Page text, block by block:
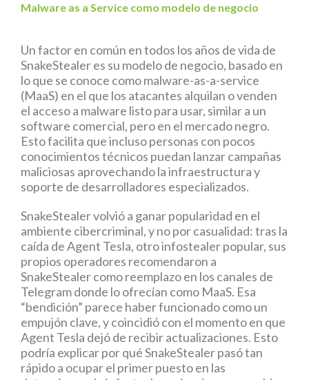
Malware as a Service como modelo de negocio
Un factor en común en todos los años de vida de
SnakeStealer es su modelo de negocio, basado en
lo que se conoce como malware-as-a-service
(MaaS) en el que los atacantes alquilan o venden
el acceso a malware listo para usar, similar a un
software comercial, pero en el mercado negro.
Esto facilita que incluso personas con pocos
conocimientos técnicos puedan lanzar campañas
maliciosas aprovechando la infraestructura y
soporte de desarrolladores especializados.
SnakeStealer volvió a ganar popularidad en el
ambiente cibercriminal, y no por casualidad: tras la
caída de Agent Tesla, otro infostealer popular, sus
propios operadores recomendaron a
SnakeStealer como reemplazo en los canales de
Telegram donde lo ofrecían como MaaS. Esa
“bendición” parece haber funcionado como un
empujón clave, y coincidió con el momento en que
Agent Tesla dejó de recibir actualizaciones. Esto
podría explicar por qué SnakeStealer pasó tan
rápido a ocupar el primer puesto en las